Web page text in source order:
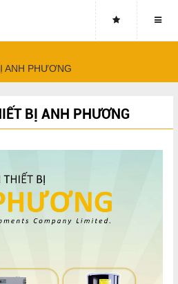
ANH PHƯƠNG
BỊ ANH PHƯƠNG